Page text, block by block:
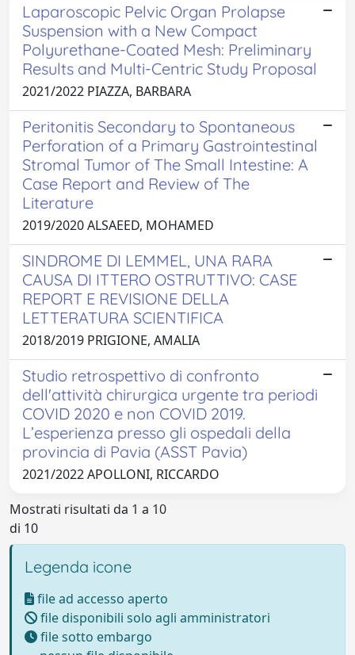
Laparoscopic Pelvic Organ Prolapse
Suspension with a New Compact
Polyurethane-Coated Mesh: Preliminary
Results and Multi-Centric Study Proposal
2021/2022 PIAZZA, BARBARA
Peritonitis Secondary to Spontaneous
Perforation of a Primary Gastrointestinal
Stromal Tumor of The Small Intestine: A
Case Report and Review of The
Literature
2019/2020 ALSAEED, MOHAMED
SINDROME DI LEMMEL, UNA RARA
CAUSA DI ITTERO OSTRUTTIVO: CASE
REPORT E REVISIONE DELLA
LETTERATURA SCIENTIFICA
2018/2019 PRIGIONE, AMALIA
Studio retrospettivo di confronto
dell'attività chirurgica urgente tra periodi
COVID 2020 e non COVID 2019.
L’esperienza presso gli ospedali della
provincia di Pavia (ASST Pavia)
2021/2022 APOLLONI, RICCARDO
Mostrati risultati da 1 a 10
di 10
Legenda icone
file ad accesso aperto
file disponibili solo agli amministratori
file sotto embargo